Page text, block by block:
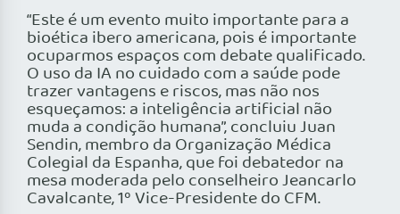
“Este é um evento muito importante para a
bioética ibero americana, pois é importante
ocuparmos espaços com debate qualificado.
O uso da IA no cuidado com a saúde pode
trazer vantagens e riscos, mas não nos
esqueçamos: a inteligência artificial não
muda a condição humana”, concluiu Juan
Sendin, membro da Organização Médica
Colegial da Espanha, que foi debatedor na
mesa moderada pelo conselheiro Jeancarlo
Cavalcante, 1º Vice-Presidente do CFM.